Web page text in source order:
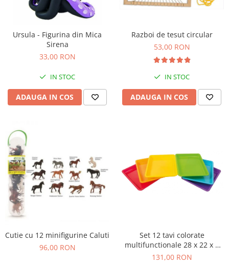
Costum Halloween Copii
Papusi si Bebelusi Reborn
Animale de jucarie
Jucarii cu Dinozauri
Figurine plus
Figurine
Jucarii Montessori
Jucarii cu alfabet
Jucarii cu cifre
Seturi Numberblocks
Jucarii de motricitate
Jucarii fructe si legume
Puzzle-uri
Puzzle clasic
Puzzle incastru
Ursula - Figurina din Mica
Sirena
33,00 RON
IN STOC
ADAUGA IN COS
Razboi de tesut circular
53,00 RON
IN STOC
ADAUGA IN COS
Cutie cu 12 minifigurine Caluti
96,00 RON
Set 12 tavi colorate
multifunctionale 28 x 22 x 3
cm, pentru gradinita si scoala
131,00 RON